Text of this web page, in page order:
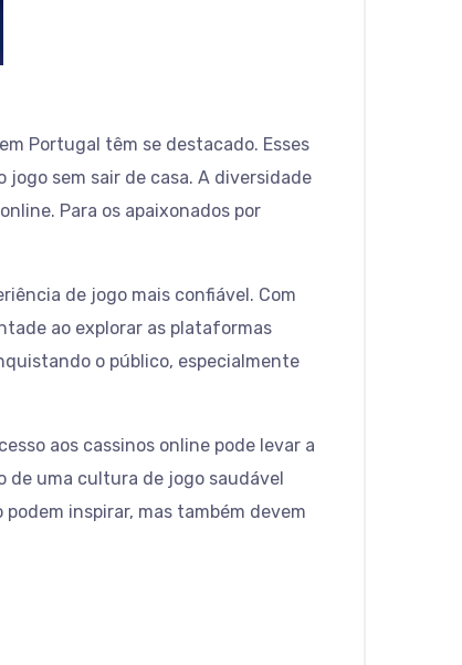
Portugal têm se destacado. Esses
sem sair de casa. A diversidade
Para os apaixonados por
de jogo mais confiável. Com
ao explorar as plataformas
o público, especialmente
aos cassinos online pode levar a
de uma cultura de jogo saudável
inspirar, mas também devem